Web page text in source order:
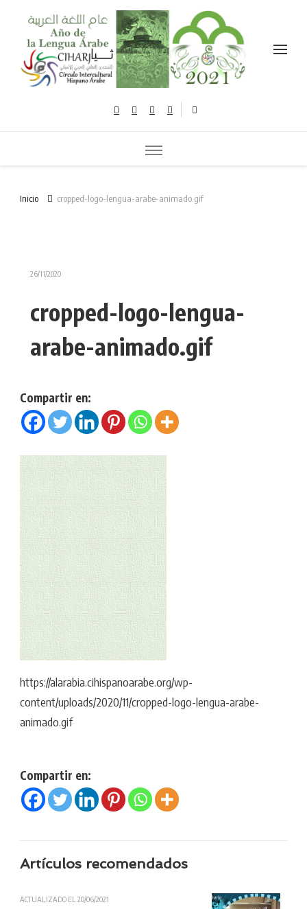
Inicio cropped-logo-lengua-arabe-animado.gif
26/11/2020
cropped-logo-lengua-
arabe-animado.gif
Compartir en:
https://alarabia.cihispanoarabe.org/wp-
content/uploads/2020/11/cropped-logo-lengua-arabe-
animado.gif
Compartir en:
Artículos recomendados
ACTUALIZADO EL 20/06/2021